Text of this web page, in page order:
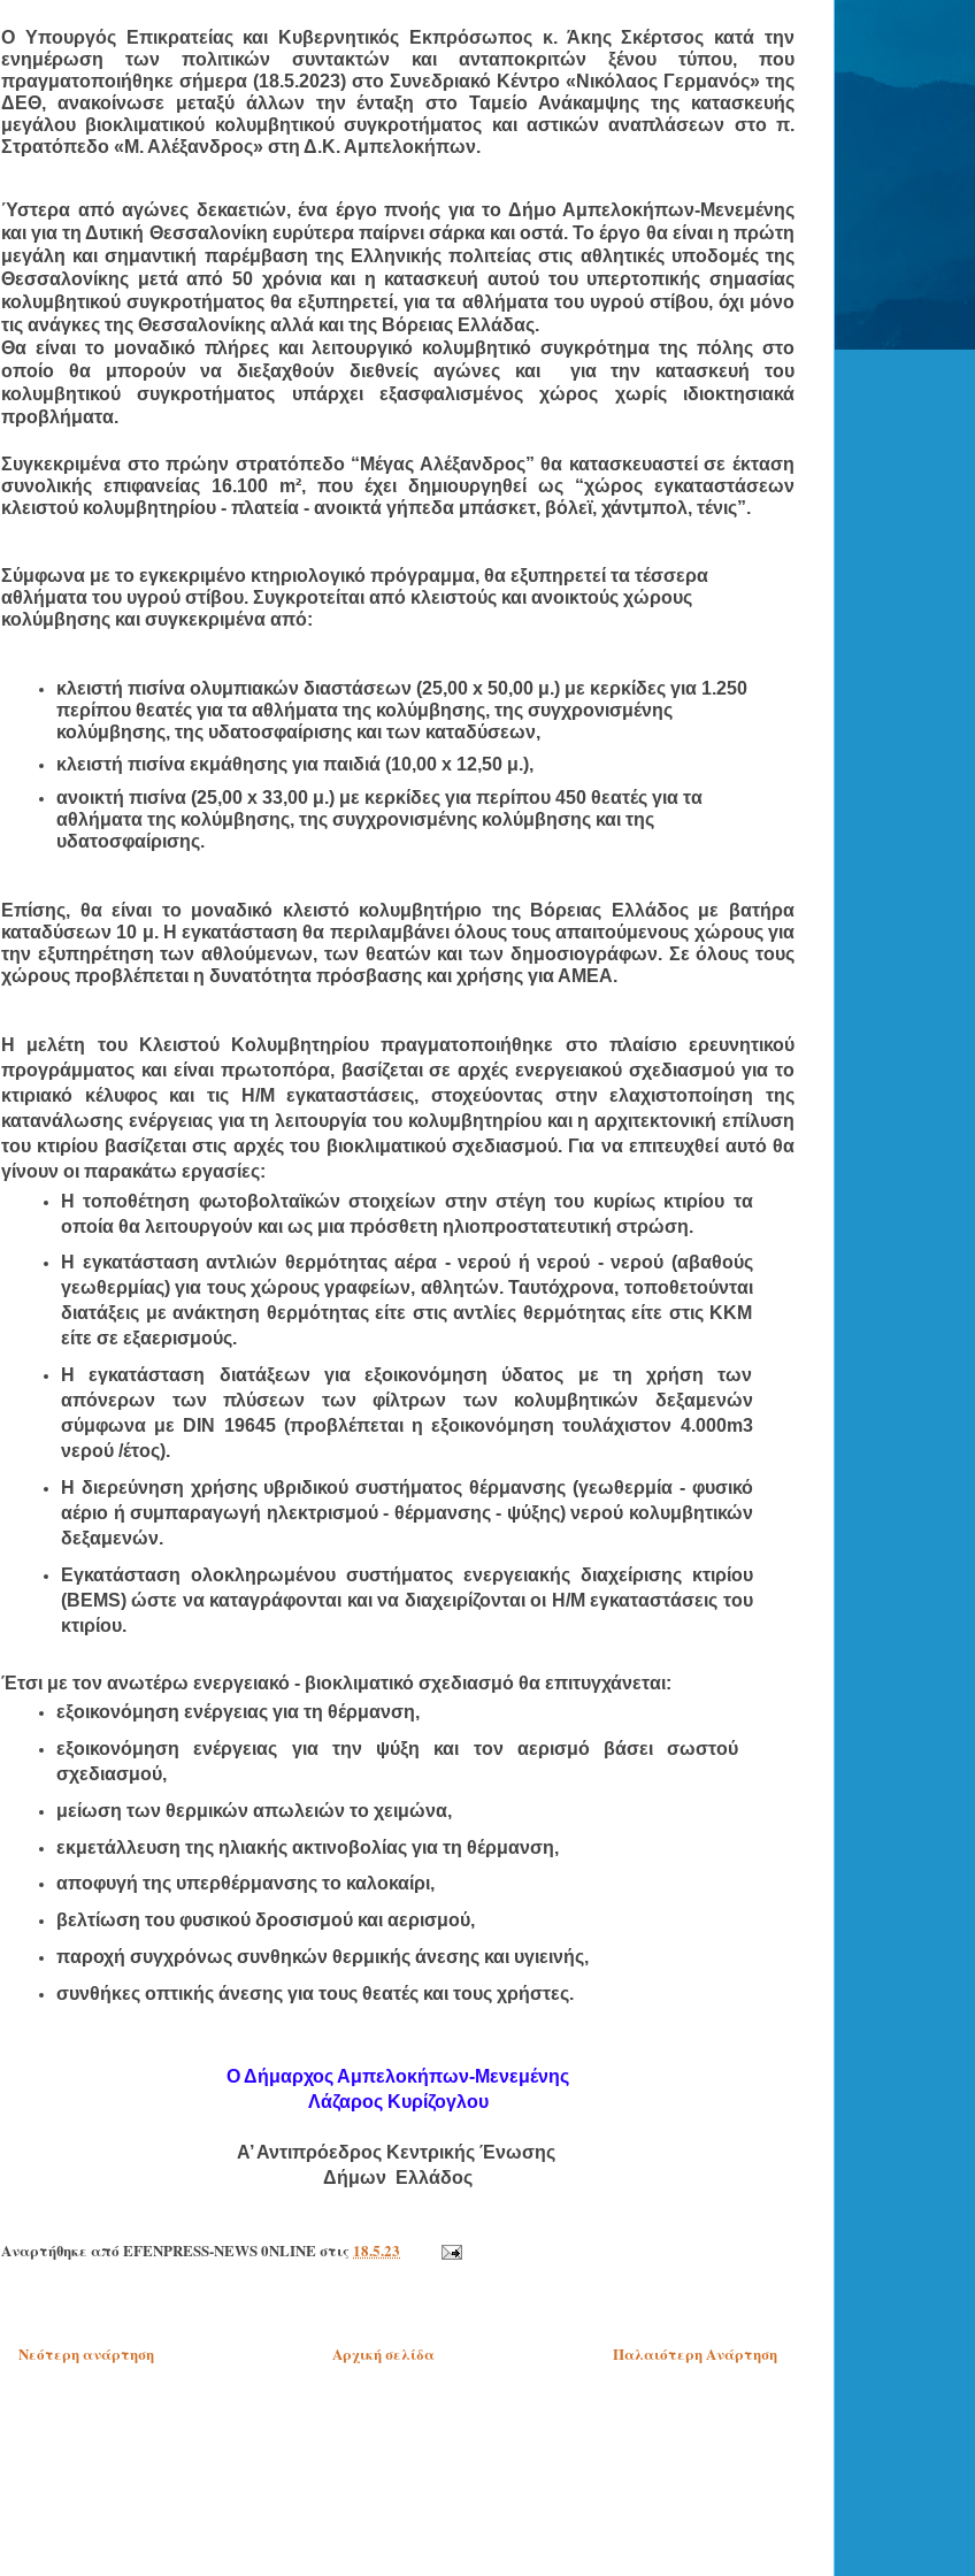
Ο Υπουργός Επικρατείας και Κυβερνητικός Εκπρόσωπος κ. Άκης Σκέρτσος κατά την
ενημέρωση των πολιτικών συντακτών και ανταποκριτών ξένου τύπου, που
πραγματοποιήθηκε σήμερα (18.5.2023) στο Συνεδριακό Κέντρο «Νικόλαος Γερμανός» της
ΔΕΘ, ανακοίνωσε μεταξύ άλλων την ένταξη στο Ταμείο Ανάκαμψης της κατασκευής
μεγάλου βιοκλιματικού κολυμβητικού συγκροτήματος και αστικών αναπλάσεων στο π.
Στρατόπεδο «Μ. Αλέξανδρος» στη Δ.Κ. Αμπελοκήπων.
Ύστερα από αγώνες δεκαετιών, ένα έργο πνοής για το Δήμο Αμπελοκήπων-Μενεμένης
και για τη Δυτική Θεσσαλονίκη ευρύτερα παίρνει σάρκα και οστά. Το έργο θα είναι η πρώτη
μεγάλη και σημαντική παρέμβαση της Ελληνικής πολιτείας στις αθλητικές υποδομές της
Θεσσαλονίκης μετά από 50 χρόνια και η κατασκευή αυτού του υπερτοπικής σημασίας
κολυμβητικού συγκροτήματος θα εξυπηρετεί, για τα αθλήματα του υγρού στίβου, όχι μόνο
τις ανάγκες της Θεσσαλονίκης αλλά και της Βόρειας Ελλάδας.
Θα είναι το μοναδικό πλήρες και λειτουργικό κολυμβητικό συγκρότημα της πόλης στο
οποίο θα μπορούν να διεξαχθούν διεθνείς αγώνες και  για την κατασκευή του
κολυμβητικού συγκροτήματος υπάρχει εξασφαλισμένος χώρος χωρίς ιδιοκτησιακά
προβλήματα.
Συγκεκριμένα στο πρώην στρατόπεδο “Μέγας Αλέξανδρος” θα κατασκευαστεί σε έκταση
συνολικής επιφανείας 16.100 m², που έχει δημιουργηθεί ως “χώρος εγκαταστάσεων
κλειστού κολυμβητηρίου - πλατεία - ανοικτά γήπεδα μπάσκετ, βόλεϊ, χάντμπολ, τένις”.
Σύμφωνα με το εγκεκριμένο κτηριολογικό πρόγραμμα, θα εξυπηρετεί τα τέσσερα
αθλήματα του υγρού στίβου. Συγκροτείται από κλειστούς και ανοικτούς χώρους
κολύμβησης και συγκεκριμένα από:
κλειστή πισίνα ολυμπιακών διαστάσεων (25,00 x 50,00 μ.) με κερκίδες για 1.250
περίπου θεατές για τα αθλήματα της κολύμβησης, της συγχρονισμένης
κολύμβησης, της υδατοσφαίρισης και των καταδύσεων,
κλειστή πισίνα εκμάθησης για παιδιά (10,00 x 12,50 μ.),
ανοικτή πισίνα (25,00 x 33,00 μ.) με κερκίδες για περίπου 450 θεατές για τα
αθλήματα της κολύμβησης, της συγχρονισμένης κολύμβησης και της
υδατοσφαίρισης.
Επίσης, θα είναι το μοναδικό κλειστό κολυμβητήριο της Βόρειας Ελλάδος με βατήρα
καταδύσεων 10 μ. Η εγκατάσταση θα περιλαμβάνει όλους τους απαιτούμενους χώρους για
την εξυπηρέτηση των αθλούμενων, των θεατών και των δημοσιογράφων. Σε όλους τους
χώρους προβλέπεται η δυνατότητα πρόσβασης και χρήσης για ΑΜΕΑ.
Η μελέτη του Κλειστού Κολυμβητηρίου πραγματοποιήθηκε στο πλαίσιο ερευνητικού
προγράμματος και είναι πρωτοπόρα, βασίζεται σε αρχές ενεργειακού σχεδιασμού για το
κτιριακό κέλυφος και τις Η/Μ εγκαταστάσεις, στοχεύοντας στην ελαχιστοποίηση της
κατανάλωσης ενέργειας για τη λειτουργία του κολυμβητηρίου και η αρχιτεκτονική επίλυση
του κτιρίου βασίζεται στις αρχές του βιοκλιματικού σχεδιασμού. Για να επιτευχθεί αυτό θα
γίνουν οι παρακάτω εργασίες:
Η τοποθέτηση φωτοβολταϊκών στοιχείων στην στέγη του κυρίως κτιρίου τα
οποία θα λειτουργούν και ως μια πρόσθετη ηλιοπροστατευτική στρώση.
Η εγκατάσταση αντλιών θερμότητας αέρα - νερού ή νερού - νερού (αβαθούς
γεωθερμίας) για τους χώρους γραφείων, αθλητών. Ταυτόχρονα, τοποθετούνται
διατάξεις με ανάκτηση θερμότητας είτε στις αντλίες θερμότητας είτε στις ΚΚΜ
είτε σε εξαερισμούς.
Η εγκατάσταση διατάξεων για εξοικονόμηση ύδατος με τη χρήση των
απόνερων των πλύσεων των φίλτρων των κολυμβητικών δεξαμενών
σύμφωνα με DIN 19645 (προβλέπεται η εξοικονόμηση τουλάχιστον 4.000m3
νερού /έτος).
Η διερεύνηση χρήσης υβριδικού συστήματος θέρμανσης (γεωθερμία - φυσικό
αέριο ή συμπαραγωγή ηλεκτρισμού - θέρμανσης - ψύξης) νερού κολυμβητικών
δεξαμενών.
Εγκατάσταση ολοκληρωμένου συστήματος ενεργειακής διαχείρισης κτιρίου
(BEMS) ώστε να καταγράφονται και να διαχειρίζονται οι Η/Μ εγκαταστάσεις του
κτιρίου.
Έτσι με τον ανωτέρω ενεργειακό - βιοκλιματικό σχεδιασμό θα επιτυγχάνεται:
εξοικονόμηση ενέργειας για τη θέρμανση,
εξοικονόμηση ενέργειας για την ψύξη και τον αερισμό βάσει σωστού
σχεδιασμού,
μείωση των θερμικών απωλειών το χειμώνα,
εκμετάλλευση της ηλιακής ακτινοβολίας για τη θέρμανση,
αποφυγή της υπερθέρμανσης το καλοκαίρι,
βελτίωση του φυσικού δροσισμού και αερισμού,
παροχή συγχρόνως συνθηκών θερμικής άνεσης και υγιεινής,
συνθήκες οπτικής άνεσης για τους θεατές και τους χρήστες.
Ο Δήμαρχος Αμπελοκήπων-Μενεμένης
Λάζαρος Κυρίζογλου
Α’ Αντιπρόεδρος Κεντρικής Ένωσης
Δήμων  Ελλάδος
Αναρτήθηκε από EFENPRESS-NEWS 0NLINEστις 18.5.23
Νεότερη ανάρτηση Παλαιότερη Ανάρτηση
Αρχική σελίδα